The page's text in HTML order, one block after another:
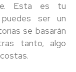
Esta es tu
ser un
se basarán
tanto, algo